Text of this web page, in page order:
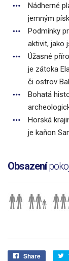
Nádherné
jemným
Podmínky
aktivit, jako
Úžasné
je zátoka
či ostrov
Bohatá
Horská
je kaňon
Obsazení
Share